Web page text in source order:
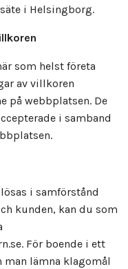
i Helsingborg.
som helst företa
av villkoren
på webbplatsen. De
i samband
i samförstånd
kunden, kan du som
För boende i ett
man lämna klagomål